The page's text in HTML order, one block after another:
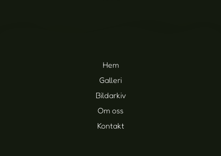
Hem
Galleri
Bildarkiv
Om oss
Kontakt